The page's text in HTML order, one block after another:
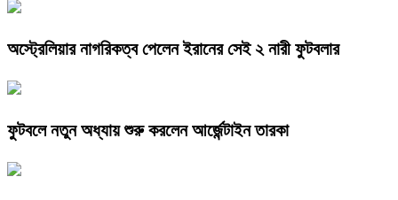
অস্ট্রেলিয়ার নাগরিকত্ব পেলেন ইরানের সেই ২ নারী ফুটবলার
ফুটবলে নতুন অধ্যায় শুরু করলেন আর্জেন্টাইন তারকা